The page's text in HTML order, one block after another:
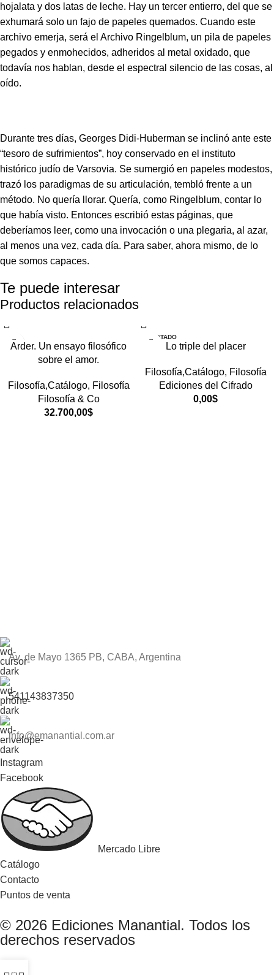
hojalata y dos latas de leche. Hay un tercer entierro, del que se
exhumará solo un fajo de papeles quemados. Cuando este
archivo emerja, será el Archivo Ringelblum, un pila de papeles
pegados y enmohecidos, adheridos al metal oxidado, que
todavía nos hablan, desde el espectral silencio de las cosas, al
oído.
Durante tres días, Georges Didi-Huberman se inclinó ante este
“tesoro de sufrimientos”, hoy conservado en el instituto
histórico judío de Varsovia. Se sumergió en papeles modestos,
trazó los paradigmas de su articulación, tembló frente a un
método. No quería llorar. Quería, como Ringelblum, contar lo
que había visto. Entonces escribió estas páginas, que
deberíamos leer, como una invocación o una plegaria, al azar,
al menos una vez, cada día. Para saber, ahora mismo, de lo
que somos capaces.
Te puede interesar
Productos relacionados
Arder. Un ensayo filosófico
sobre el amor.
Filosofía,Catálogo, Filosofía
Filosofía & Co
32.700,00$
AGOTADO
Lo triple del placer
Filosofía,Catálogo, Filosofía
Ediciones del Cifrado
0,00$
Av. de Mayo 1365 PB, CABA, Argentina
541143837350
info@emanantial.com.ar
Instagram
Facebook
Mercado Libre
Catálogo
Contacto
Puntos de venta
© 2026 Ediciones Manantial. Todos los
derechos reservados
0